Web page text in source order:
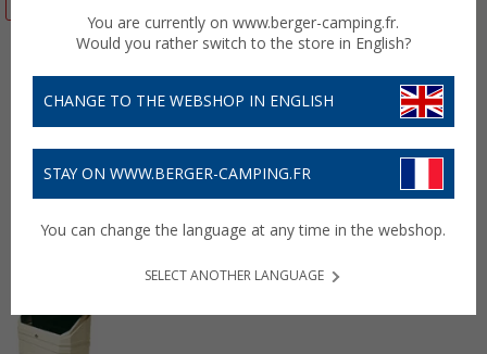
You are currently on www.berger-camping.fr.
Would you rather switch to the store in English?
CHANGE TO THE WEBSHOP IN ENGLISH
STAY ON WWW.BERGER-CAMPING.FR
You can change the language at any time in the webshop.
SELECT ANOTHER LANGUAGE